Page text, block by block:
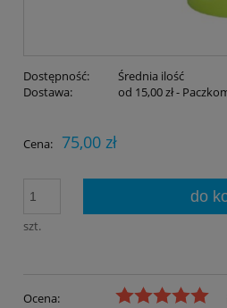
Dostępność:
Średnia ilość
Dostawa:
od 15,00 zł-
Cena nie zawiera ewentualnych
Cena: 75,00 zł
szt.
do
Ocena: